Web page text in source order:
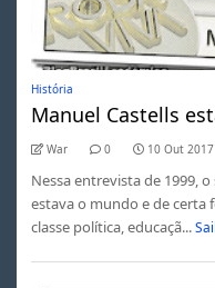
História
Manuel Castells
War 0 10 Out 2017
Nessa entrevista de 1999,
estava o mundo e de certa
classe política, educaçã...